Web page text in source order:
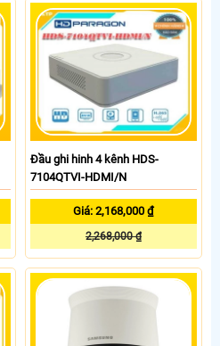
Đầu ghi hinh 4 kênh HDS-
7104QTVI-HDMI/N
Giá: 2,168,000 ₫
2,268,000 ₫